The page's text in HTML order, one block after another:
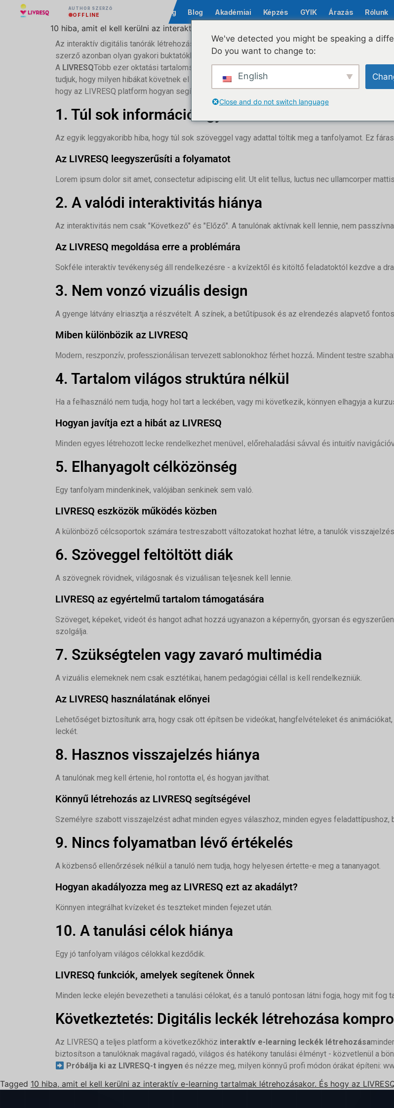
AUTHOR SZERZŐ
OFFLINE Közösség Blog Akadémiai Képzés GYIK Árazás Rólunk
10 hiba, amit el kell kerülni az interaktív e-learning tartalmak létrehozásakor. És hogy az
Az interaktív digitális tanórák létrehozása elengedhetetlen a modern oktatásban, legyen szó
szerző azonban olyan gyakori buktatókba esik, amelyek jelentősen csökkenthetik az online
A LIVRESQTöbb ezer oktatási tartalomszerzővel - tanárokkal, oktatókkal, oktatástervezőkkel
tudjuk, hogy milyen hibákat követnek el leggyakrabban az e-learningben. Az alábbiakban
hogy az LIVRESQ platform hogyan segít Önnek modern, világos és hatékony leckéket létrehozni,
1. Túl sok információ egyszerre
Az egyik leggyakoribb hiba, hogy túl sok szöveggel vagy adattal töltik meg a tanfolyamot. Ez
Az LIVRESQ leegyszerűsíti a folyamatot
Lorem ipsum dolor sit amet, consectetur adipiscing elit. Ut elit tellus, luctus nec ullamcorper
2. A valódi interaktivitás hiánya
Az interaktivitás nem csak "Következő" és "Előző". A tanulónak aktívnak kell lennie, nem
Az LIVRESQ megoldása erre a problémára
Sokféle interaktív tevékenység áll rendelkezésre - a kvízektől és kitöltő feladatoktól kezdve a
3. Nem vonzó vizuális design
A gyenge látvány elriasztja a részvételt. A színek, a betűtípusok és az elrendezés alapvető
Miben különbözik az LIVRESQ
Modern, reszponzív, professzionálisan tervezett sablonokhoz férhet hozzá. Mindent testre
4. Tartalom világos struktúra nélkül
Ha a felhasználó nem tudja, hogy hol tart a leckében, vagy mi következik, könnyen elhagyja a
Hogyan javítja ezt a hibát az LIVRESQ
Minden egyes létrehozott lecke rendelkezhet menüvel, előrehaladási sávval és intuitív
5. Elhanyagolt célközönség
Egy tanfolyam mindenkinek, valójában senkinek sem való.
LIVRESQ eszközök működés közben
A különböző célcsoportok számára testreszabott változatokat hozhat létre, a tanulók
6. Szöveggel feltöltött diák
A szövegnek rövidnek, világosnak és vizuálisan teljesnek kell lennie.
LIVRESQ az egyértelmű tartalom támogatására
Szöveget, képeket, videót és hangot adhat hozzá ugyanazon a képernyőn, gyorsan és
szolgálja.
7. Szükségtelen vagy zavaró multimédia
A vizuális elemeknek nem csak esztétikai, hanem pedagógiai céllal is kell rendelkezniük.
Az LIVRESQ használatának előnyei
Lehetőséget biztosítunk arra, hogy csak ott építsen be videókat, hangfelvételeket és
leckét.
8. Hasznos visszajelzés hiánya
A tanulónak meg kell értenie, hol rontotta el, és hogyan javíthat.
Könnyű létrehozás az LIVRESQ segítségével
Személyre szabott visszajelzést adhat minden egyes válaszhoz, minden egyes feladattípushoz,
9. Nincs folyamatban lévő értékelés
A közbenső ellenőrzések nélkül a tanuló nem tudja, hogy helyesen értette-e meg a tananyagot.
Hogyan akadályozza meg az LIVRESQ ezt az akadályt?
Könnyen integrálhat kvízeket és teszteket minden fejezet után.
10. A tanulási célok hiánya
Egy jó tanfolyam világos célokkal kezdődik.
LIVRESQ funkciók, amelyek segítenek Önnek
Minden lecke elején bevezetheti a tanulási célokat, és a tanuló pontosan látni fogja, hogy mit fog
Következtetés: Digitális leckék létrehozása
Az LIVRESQ a teljes platform a következőkhöz interaktív e-learning leckék létrehozása
biztosítson a tanulóknak magával ragadó, világos és hatékony tanulási élményt - közvetlenül a
Próbálja ki az LIVRESQ-t ingyen és nézze meg, milyen könnyű profi módon órákat építeni:
Tagged 10 hiba, amit el kell kerülni az interaktív e-learning tartalmak létrehozásakor. És hogy az
We've detected you might be speaking a
Do you want to change to:
English
Close and do not switch language